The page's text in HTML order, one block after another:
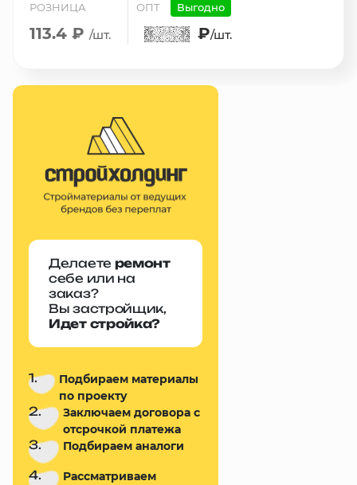
РОЗНИЦА
113.4 ₽ /шт.
ОПТ Выгодно
₽/шт.
Делаете ремонт
себе или на
заказ?
Вы застройщик,
Идет стройка?
1.
Подбираем материалы
по проекту
2.
Заключаем договора с
отсрочкой платежа
3. Подбираем аналоги
4.
Рассматриваем